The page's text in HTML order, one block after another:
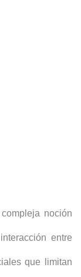
noción
entre
que limitan